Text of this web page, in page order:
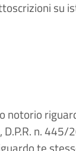
su
notorio
n.